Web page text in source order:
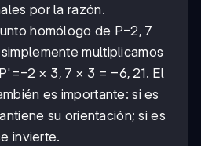
por la razón.
homólogo de P-2,7
−2, 7
multiplicamos
-2×3,
7×3
−2 × 3, 7 × 3 = -6,21
−6, 21. El
es importante: si es
su orientación; si es
invierte.